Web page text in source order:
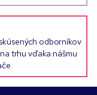
odborníkov
trhu vďaka nášmu